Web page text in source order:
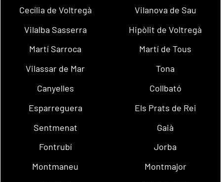
Cecília de Voltregà
Vilanova de Sau
Vilalba Sasserra
Hipòlit de Voltregà
Martí Sarroca
Martí de Tous
Vilassar de Mar
Tona
Canyelles
Collbató
Esparreguera
Els Prats de Rei
Sentmenat
Gaià
Fontrubí
Jorba
Montmaneu
Montmajor